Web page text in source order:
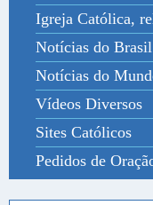
Igreja Católica,
Notícias do Brasil
Notícias do
Vídeos Diversos
Sites Católicos
Pedidos de